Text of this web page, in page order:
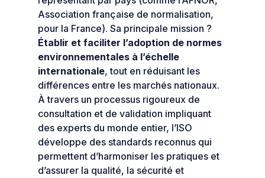
Association française de normalisation,
pour la France). Sa principale mission ?
Établir et faciliter l’adoption de normes
environnementales à l’échelle
internationale, tout en réduisant les
différences entre les marchés nationaux.
À travers un processus rigoureux de
consultation et de validation impliquant
des experts du monde entier, l’ISO
développe des standards reconnus qui
permettent d’harmoniser les pratiques et
d’assurer la qualité, la sécurité et